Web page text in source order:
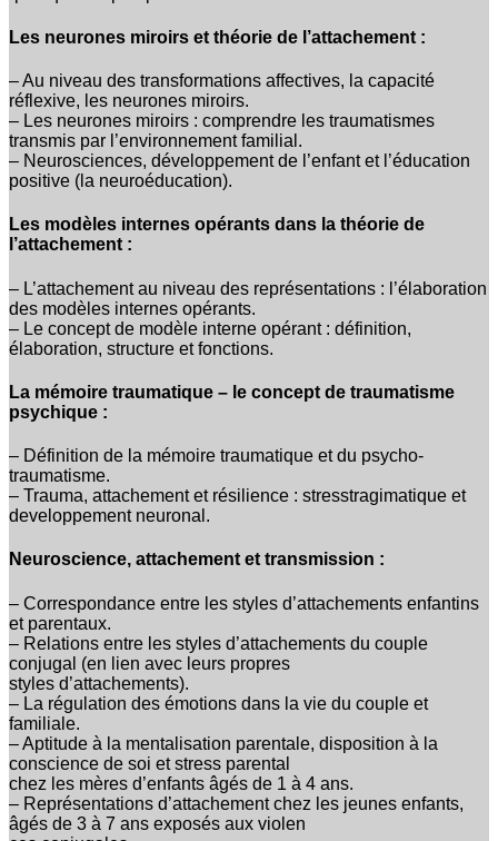
Les neurones miroirs et théorie de l’attachement :
– Au niveau des transformations affectives, la capacité
réflexive, les neurones miroirs.
– Les neurones miroirs : comprendre les traumatismes
transmis par l’environnement familial.
– Neurosciences, développement de l’enfant et l’éducation
positive (la neuroéducation).
Les modèles internes opérants dans la théorie de
l’attachement :
– L’attachement au niveau des représentations : l’élaboration
des modèles internes opérants.
– Le concept de modèle interne opérant : définition,
élaboration, structure et fonctions.
La mémoire traumatique – le concept de traumatisme
psychique :
– Définition de la mémoire traumatique et du psycho-
traumatisme.
– Trauma, attachement et résilience : stresstragimatique et
developpement neuronal.
Neuroscience, attachement et transmission :
– Correspondance entre les styles d’attachements enfantins
et parentaux.
– Relations entre les styles d’attachements du couple
conjugal (en lien avec leurs propres
styles d’attachements).
– La régulation des émotions dans la vie du couple et
familiale.
– Aptitude à la mentalisation parentale, disposition à la
conscience de soi et stress parental
chez les mères d’enfants âgés de 1 à 4 ans.
– Représentations d’attachement chez les jeunes enfants,
âgés de 3 à 7 ans exposés aux violen